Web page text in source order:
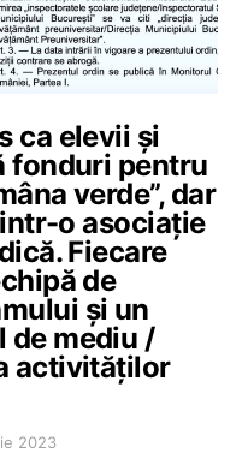
ca elevii și
fonduri pentru
verde”, dar
o asociație
Fiecare
de
și un
de mediu /
activităților
2023